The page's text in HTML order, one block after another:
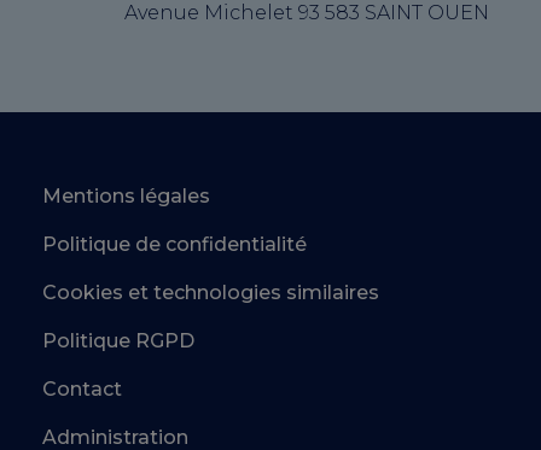
Avenue Michelet 93 583 SAINT OUEN
Mentions légales
Politique de confidentialité
Cookies et technologies similaires
Politique RGPD
Contact
Administration